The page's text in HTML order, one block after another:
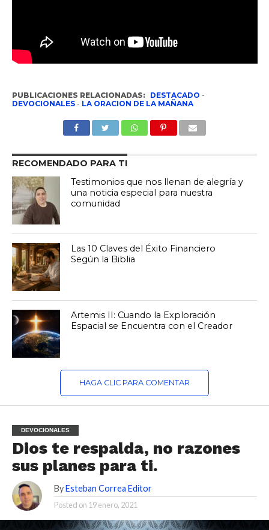
PUBLICACIONES RELACIONADAS: DESTACADO -
DEVOCIONALES- LA ORACION DE LA MAÑANA
RECOMENDADO PARA TI
Testimonios que nos llenan de alegría y
una noticia especial para nuestra
comunidad
Las 10 Claves del Éxito Financiero
Según la Biblia
Artemis II: Cuando la Exploración
Espacial se Encuentra con el Creador
HAGA CLIC PARA COMENTAR
DEVOCIONALES
Dios te respalda, no razones
sus planes para ti.
By Esteban Correa Editor
Posted on 19 enero, 2021